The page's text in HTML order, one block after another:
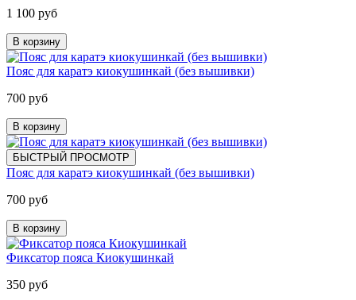
1 100 руб
В корзину
Пояс для каратэ киокушинкай (без вышивки)
700 руб
В корзину
БЫСТРЫЙ ПРОСМОТР
Пояс для каратэ киокушинкай (без вышивки)
700 руб
В корзину
Фиксатор пояса Киокушинкай
350 руб